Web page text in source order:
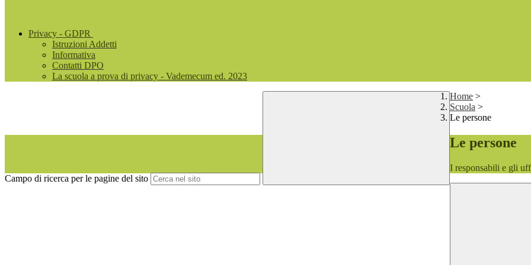
Privacy - GDPR
Istruzioni Addetti
Informativa
Contatti DPO
La scuola a prova di privacy - Vademecum ed. 2023
Campo di ricerca per le pagine del sito
Home >
Scuola >
Le persone
Le persone
I responsabili e gli